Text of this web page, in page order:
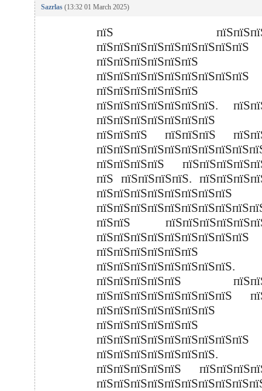
Sazrlas (13:32 01 March 2025)
пїЅ
пїЅпїЅпїЅпїЅпїЅпїЅпїЅпїЅпїЅ
пїЅпїЅпїЅпїЅпїЅпїЅ
пїЅпїЅпїЅпїЅпїЅпїЅ
пїЅпїЅпїЅпїЅпїЅпїЅпїЅ.
пїЅпїЅпїЅпїЅпїЅпїЅпїЅ
пїЅпїЅпїЅ пїЅпїЅпїЅ
пїЅпїЅпїЅпїЅ
пїЅ пїЅпїЅпїЅпїЅ.
пїЅпїЅпїЅпїЅпїЅпїЅпїЅпїЅ
пїЅпїЅ
пїЅпїЅпїЅпїЅпїЅпїЅпїЅпїЅпїЅ
пїЅпїЅпїЅпїЅпїЅпїЅ
пїЅпїЅпїЅпїЅпїЅпїЅпїЅпїЅ.
пїЅпїЅпїЅпїЅпїЅ
пїЅпїЅпїЅпїЅпїЅпїЅпїЅпїЅ
пїЅпїЅпїЅпїЅпїЅпїЅпїЅ
пїЅпїЅпїЅпїЅпїЅпїЅ
пїЅпїЅпїЅпїЅпїЅпїЅпїЅпїЅпїЅ
пїЅпїЅпїЅпїЅпїЅпїЅпїЅ.
пїЅпїЅпїЅпїЅпїЅ